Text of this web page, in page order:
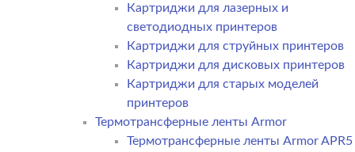
Картриджи для лазерных и
светодиодных принтеров
Картриджи для струйных принтеров
Картриджи для дисковых принтеров
Картриджи для старых моделей
принтеров
Термотрансферные ленты Armor
Термотрансферные ленты Armor APR5